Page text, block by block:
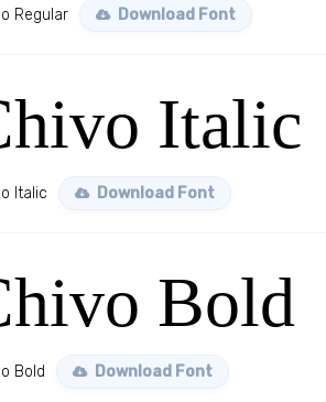
Regular Download Font
Italic
Italic Download Font
Bold
Bold Download Font